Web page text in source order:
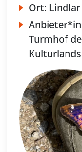
Ort: Lindlar
Turmhof